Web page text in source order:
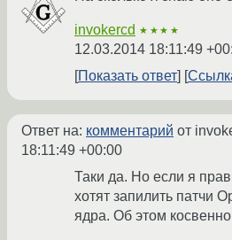
invokercd ★★★★
12.03.2014 18:11:49
Показать ответ
Ответ на: комментарий от
18:11:49 +00:00
Таки да. Но если я
хотят запилить патчи
ядра. Об этом